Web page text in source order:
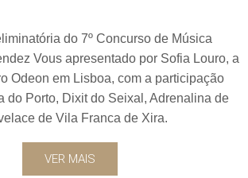
do 7º Concurso de Música
Vous apresentado por Sofia Louro, a
Odeon em Lisboa, com a participação
do Porto, Dixit do Seixal, Adrenalina de
de Vila Franca de Xira.
VER MAIS